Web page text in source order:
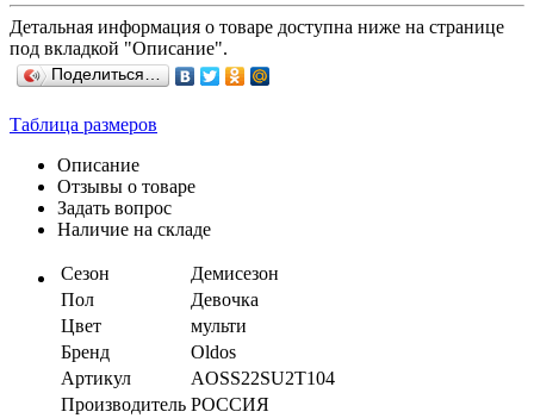
Детальная информация о товаре доступна ниже на странице
под вкладкой "Описание".
Поделиться…
Таблица размеров
Описание
Отзывы о товаре
Задать вопрос
Наличие на складе
Сезон
Демисезон
Пол
Девочка
Цвет
мульти
Бренд
Oldos
Артикул
AOSS22SU2T104
Производитель РОССИЯ